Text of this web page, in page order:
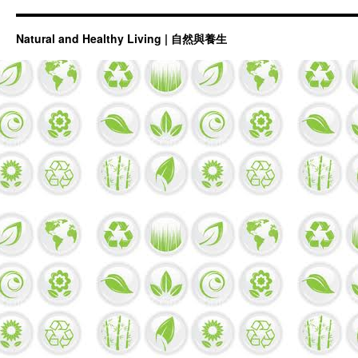
Natural and Healthy Living | 自然與養生